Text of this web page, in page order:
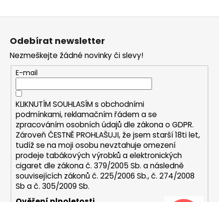
a
í
t
?
HLEDAT
D
o
p
o
Odebírat newsletter
Nezmeškejte žádné novinky či slevy!
E-mail
KLIKNUTÍM SOUHLASÍM s obchodními
podmínkami,reklamačním řádem a se
zpracováním osobních údajů dle zákona oGDPR.
Zároveň ČESTNĚ PROHLAŠUJI, že jsem starší 18ti let,
tudíž se na moji osobu nevztahuje omezení
prodeje tabákových výrobků a elektronických
cigaret dle zákona č. 379/2005 Sb. a následně
souvisejících zákonů č. 225/2006 Sb., č. 274/2008
Sb a č. 305/2009 Sb.